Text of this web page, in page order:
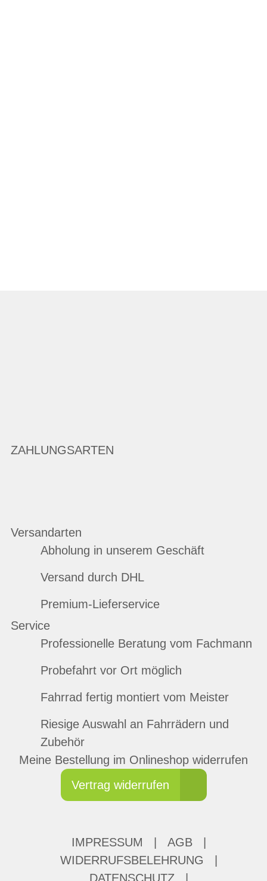
ZAHLUNGSARTEN
Versandarten
Abholung in unserem Geschäft
Versand durch DHL
Premium-Lieferservice
Service
Professionelle Beratung vom Fachmann
Probefahrt vor Ort möglich
Fahrrad fertig montiert vom Meister
Riesige Auswahl an Fahrrädern und
Zubehör
Meine Bestellung im Onlineshop widerrufen
Vertrag widerrufen
IMPRESSUM AGB
WIDERRUFSBELEHRUNG
DATENSCHUTZ